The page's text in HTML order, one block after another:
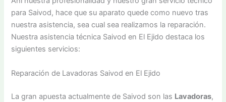
para Saivod, hace que su aparato quede como nuevo tras
nuestra asistencia, sea cual sea realizamos la reparación.
Nuestra asistencia técnica Saivod en El Ejido destaca los
siguientes servicios:
Reparación de Lavadoras Saivod en El Ejido
La gran apuesta actualmente de Saivod son las Lavadoras,